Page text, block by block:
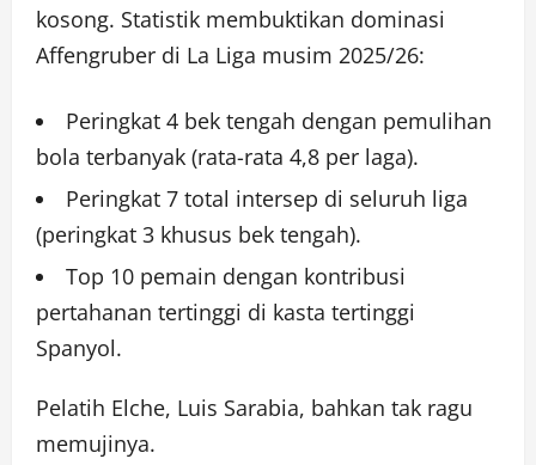
kosong. Statistik membuktikan dominasi
Affengruber di La Liga musim 2025/26:
Peringkat 4 bek tengah dengan pemulihan
bola terbanyak (rata-rata 4,8 per laga).
Peringkat 7 total intersep di seluruh liga
(peringkat 3 khusus bek tengah).
Top 10 pemain dengan kontribusi
pertahanan tertinggi di kasta tertinggi
Spanyol.
Pelatih Elche, Luis Sarabia, bahkan tak ragu
memujinya.